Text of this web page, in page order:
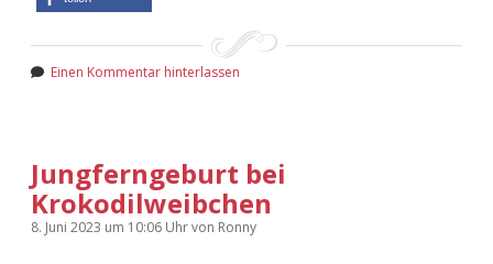
Einen Kommentar hinterlassen
Jungferngeburt bei
Krokodilweibchen
8. Juni 2023 um 10:06 Uhrvon Ronny